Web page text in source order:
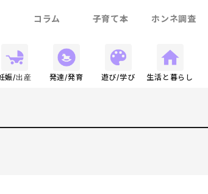
コラム 子育て本 ホンネ調査
娠/出産 発達/発育 遊び/学び 生活と暮らし